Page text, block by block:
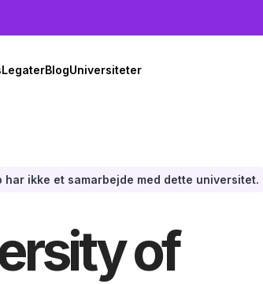
LegaterBlogUniversiteter
har ikke et samarbejde med dette universitet.
of